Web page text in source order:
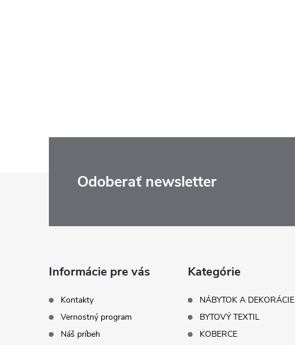
Odoberať newsletter
Informácie pre vás
Kontakty
Vernostný program
Náš príbeh
Kategórie
NÁBYTOK A DEKORÁCIE
BYTOVÝ TEXTIL
KOBERCE